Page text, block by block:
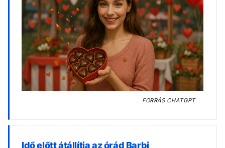
FORRÁSCHATGPT
Idő előtt átállítja az órád Barbi